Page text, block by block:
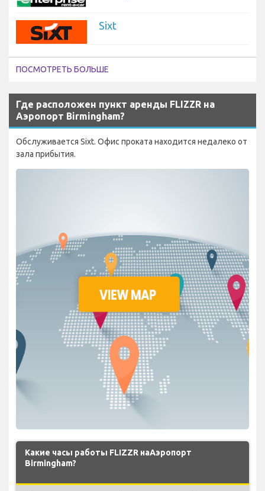
Sixt
ПОСМОТРЕТЬ БОЛЬШЕ
Где расположен пункт аренды FLIZZR на
Аэропорт Birmingham?
Обслуживается Sixt. Офис проката находится недалеко от
зала прибытия.
Какие часы работы FLIZZR наАэропорт
Birmingham?